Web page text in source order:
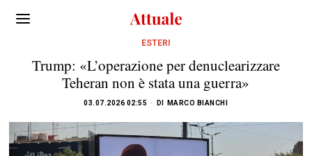
ESTERI
Trump: «L’operazione per denuclearizzare
Teheran non è stata una guerra»
03.07.2026 02:55 DI MARCO BIANCHI